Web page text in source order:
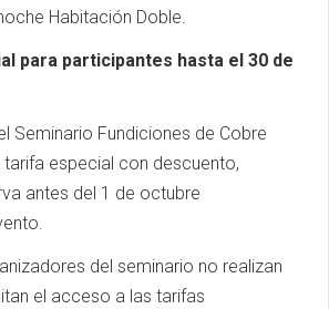
Habitación Doble.
para participantes hasta el 30 de
Seminario Fundiciones de Cobre
especial con descuento,
antes del 1 de octubre
del seminario no realizan
el acceso a las tarifas